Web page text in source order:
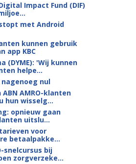
Impact Fund (DIF)
stopt met Android
kunnen gebruik
app KBC
(DYME): 'Wij kunnen
helpe...
nagenoeg nul
ABN AMRO-klanten
hun wisselg...
opnieuw gaan
uitslu...
voor
betaalpakke...
snelcursus bij
zorgverzeke...